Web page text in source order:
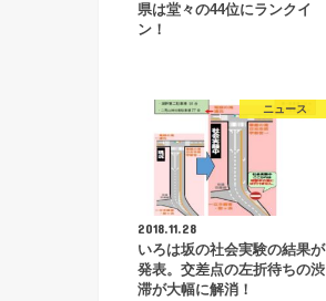
県は堂々の44位にランクイ
ン！
ニュース
2018.11.28
いろは坂の社会実験の結果が
発表。交差点の左折待ちの渋
滞が大幅に解消！